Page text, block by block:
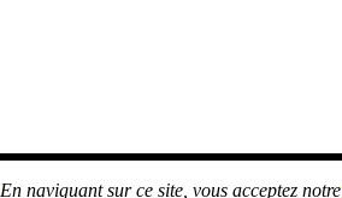
En naviguant sur ce site, vous acceptez notre